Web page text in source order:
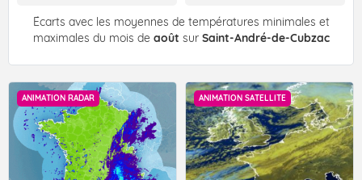
Écarts avec les moyennes de températures minimales et
maximales du mois de août sur Saint-André-de-Cubzac
ANIMATION RADAR ANIMATION SATELLITE